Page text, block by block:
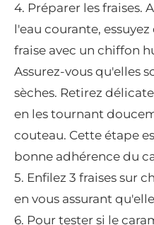
4. Préparer les fraises.
l'eau courante,
fraise avec un chiffon
Assurez-vous qu'elles
sèches. Retirez
en les tournant
couteau. Cette étape
bonne adhérence du
5. Enfilez 3 fraises sur
en vous assurant
6. Pour tester si le